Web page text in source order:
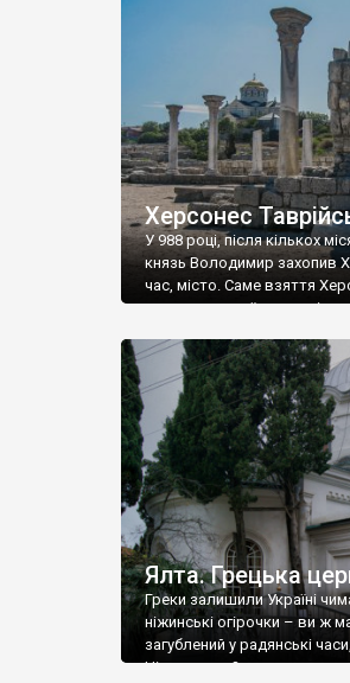
візантійської доби.
культурної спадщини
Офіційно – на виставку
влада в Україні вважають
Херсонес
У 988 році, після кількох
князь Володимир захопив
час, місто. Саме взяття
диктувати свої умови
Херсонесі Володимир-
християнином. А потім
Херсонесу Таврійського
Ялта. Грецька
Греки залишили Україні
ніжинські огірочки – ви ж
загублений у радянські
Ніжин греки?